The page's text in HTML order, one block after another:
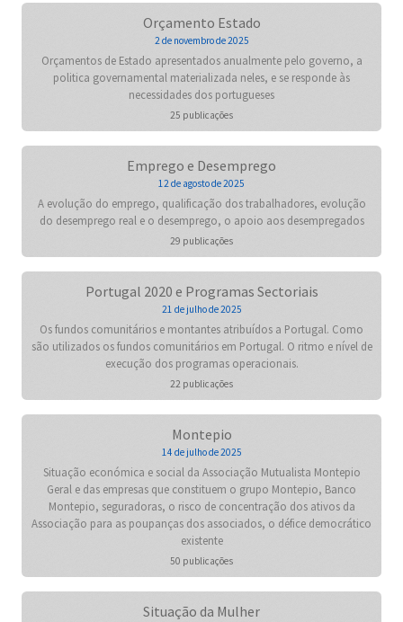
Orçamento Estado
2 de novembro de 2025
Orçamentos de Estado apresentados anualmente pelo governo, a
politica governamental materializada neles, e se responde às
necessidades dos portugueses
25 publicações
Emprego e Desemprego
12 de agosto de 2025
A evolução do emprego, qualificação dos trabalhadores, evolução
do desemprego real e o desemprego, o apoio aos desempregados
29 publicações
Portugal 2020 e Programas Sectoriais
21 de julho de 2025
Os fundos comunitários e montantes atribuídos a Portugal. Como
são utilizados os fundos comunitários em Portugal. O ritmo e nível de
execução dos programas operacionais.
22 publicações
Montepio
14 de julho de 2025
Situação económica e social da Associação Mutualista Montepio
Geral e das empresas que constituem o grupo Montepio, Banco
Montepio, seguradoras, o risco de concentração dos ativos da
Associação para as poupanças dos associados, o défice democrático
existente
50 publicações
Situação da Mulher